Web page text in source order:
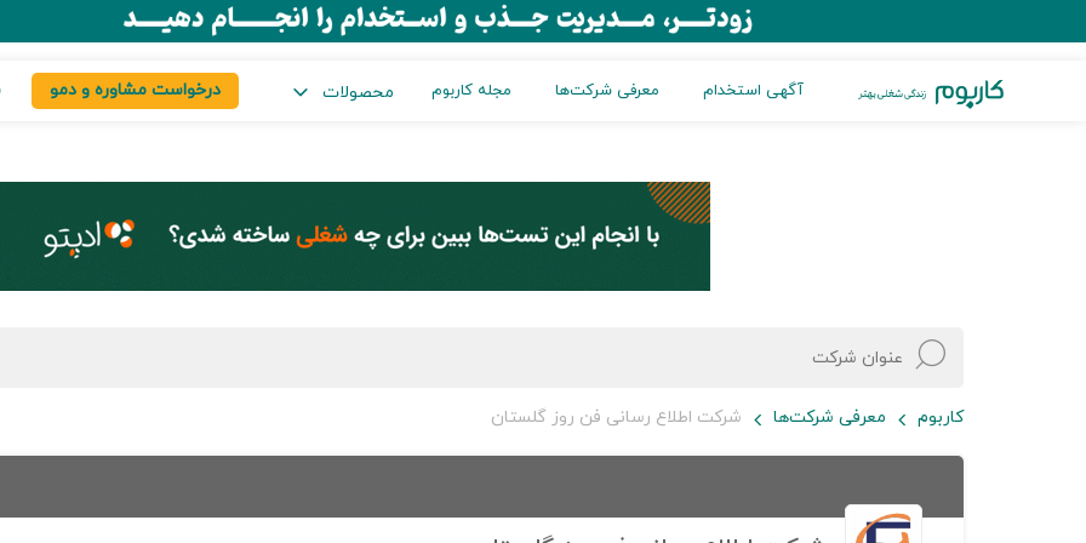
آگهی استخدام معرفی شرکت‌ها مجله کاربوم محصولات درخواست مشاوره و دمو
کاربوم معرفی شرکت‌ها شرکت اطلاع رسانی فن روز گلستان